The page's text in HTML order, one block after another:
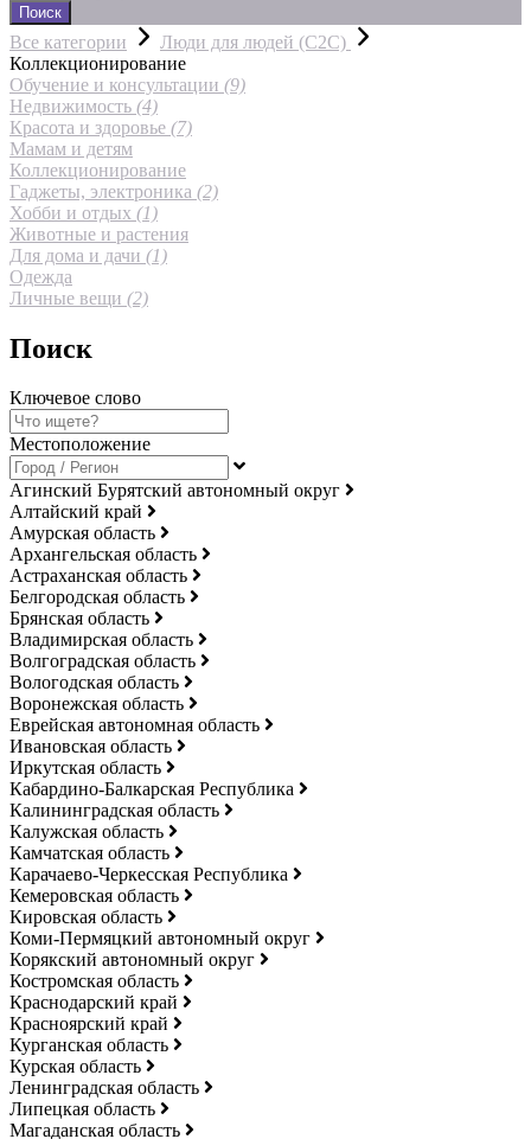
Поиск
Все категории
Люди для людей (С2С)
Коллекционирование
Обучение и консультации (9)
Недвижимость (4)
Красота и здоровье (7)
Мамам и детям
Коллекционирование
Гаджеты, электроника (2)
Хобби и отдых (1)
Животные и растения
Для дома и дачи (1)
Одежда
Личные вещи (2)
Поиск
Ключевое слово
Местоположение
Агинский Бурятский автономный округ
Алтайский край
Амурская область
Архангельская область
Астраханская область
Белгородская область
Брянская область
Владимирская область
Волгоградская область
Вологодская область
Воронежская область
Еврейская автономная область
Ивановская область
Иркутская область
Кабардино-Балкарская Республика
Калининградская область
Калужская область
Камчатская область
Карачаево-Черкесская Республика
Кемеровская область
Кировская область
Коми-Пермяцкий автономный округ
Корякский автономный округ
Костромская область
Краснодарский край
Красноярский край
Курганская область
Курская область
Ленинградская область
Липецкая область
Магаданская область